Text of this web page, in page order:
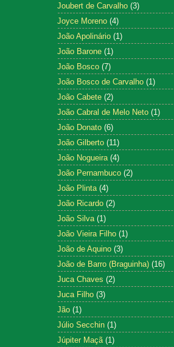
Joubert de Carvalho (3)
Joyce Moreno (4)
João Apolinário (1)
João Barone (1)
João Bosco (7)
João Bosco de Carvalho (1)
João Cabete (2)
João Cabral de Melo Neto (1)
João Donato (6)
João Gilberto (11)
João Nogueira (4)
João Pernambuco (2)
João Plinta (4)
João Ricardo (2)
João Silva (1)
João Vieira Filho (1)
João de Aquino (3)
João de Barro (Braguinha) (16)
Juca Chaves (2)
Juca Filho (3)
Jão (1)
Júlio Secchin (1)
Júpiter Maçã (1)